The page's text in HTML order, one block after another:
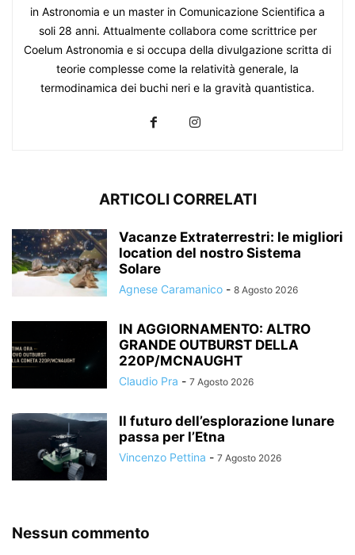
in Astronomia e un master in Comunicazione Scientifica a
soli 28 anni. Attualmente collabora come scrittrice per
Coelum Astronomia e si occupa della divulgazione scritta di
teorie complesse come la relatività generale, la
termodinamica dei buchi neri e la gravità quantistica.
ARTICOLI CORRELATI
Vacanze Extraterrestri: le migliori
location del nostro Sistema
Solare
Agnese Caramanico - 8 Agosto 2026
IN AGGIORNAMENTO: ALTRO
GRANDE OUTBURST DELLA
220P/MCNAUGHT
Claudio Pra - 7 Agosto 2026
Il futuro dell’esplorazione lunare
passa per l’Etna
Vincenzo Pettina - 7 Agosto 2026
Nessun commento